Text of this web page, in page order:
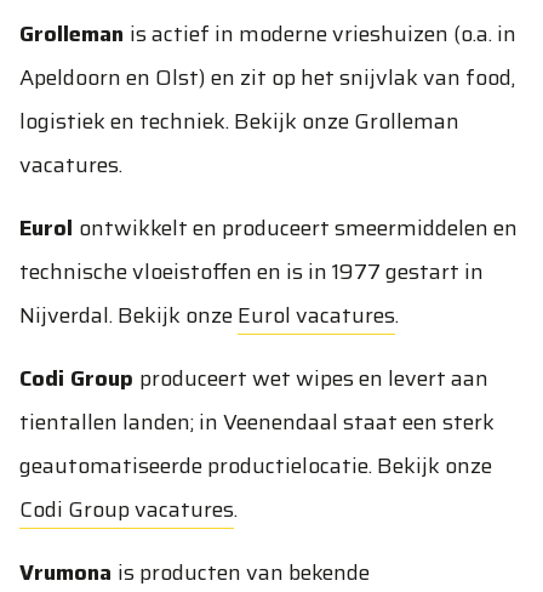
Grolleman is actief in moderne vrieshuizen (o.a. in
Apeldoorn en Olst) en zit op het snijvlak van food,
logistiek en techniek. Bekijk onzeGrolleman
vacatures.
Eurol ontwikkelt en produceert smeermiddelen en
technische vloeistoffen en is in 1977 gestart in
Nijverdal. Bekijk onzeEurol vacatures.
Codi Group produceert wet wipes en levert aan
tientallen landen; in Veenendaal staat een sterk
geautomatiseerde productielocatie. Bekijk onze
Codi Group vacatures.
Vrumona is producten van bekende